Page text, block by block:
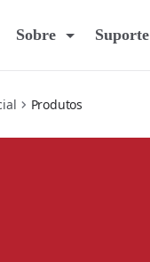
Sobre Suporte
Produtos